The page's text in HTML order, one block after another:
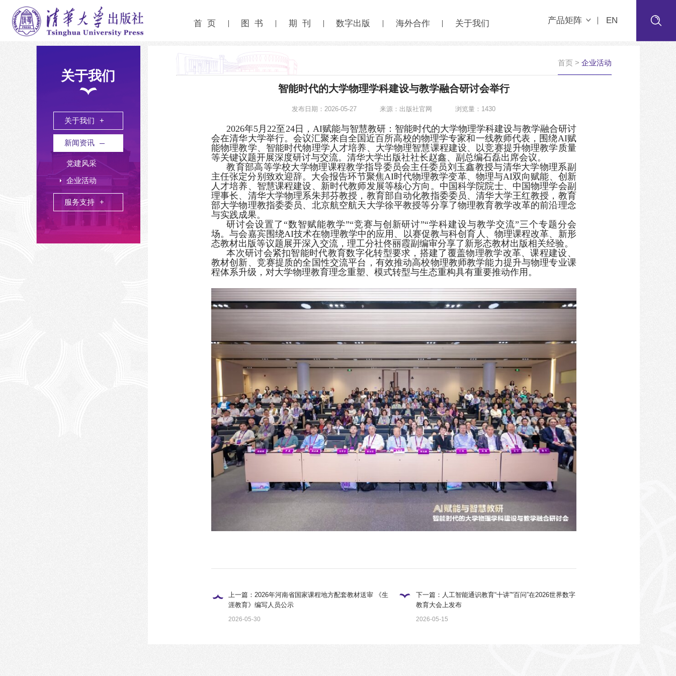
首 页 图 书 期 刊 数字出版 海外合作 关于我们 产品矩阵 EN
关于我们
关于我们
新闻资讯
党建风采
企业活动
服务支持
首页 > 企业活动
智能时代的大学物理学科建设与教学融合研讨会举行
发布日期：2026-05-27 来源：出版社官网 浏览量：1430
2026年5月22至24日，AI赋能与智慧教研：智能时代的大学物理学科建设与教学融合研讨
会在清华大学举行。会议汇聚来自全国近百所高校的物理学专家和一线教师代表，围绕AI赋
能物理教学、智能时代物理学人才培养、大学物理智慧课程建设、以竞赛提升物理教学质量
等关键议题开展深度研讨与交流。清华大学出版社社长赵鑫、副总编石磊出席会议。
教育部高等学校大学物理课程教学指导委员会主任委员刘玉鑫教授与清华大学物理系副
主任张定分别致欢迎辞。大会报告环节聚焦AI时代物理教学变革、物理与AI双向赋能、创新
人才培养、智慧课程建设、新时代教师发展等核心方向。中国科学院院士、中国物理学会副
理事长、清华大学物理系朱邦芬教授，教育部自动化教指委委员、清华大学王红教授，教育
部大学物理教指委委员、北京航空航天大学徐平教授等分享了物理教育教学改革的前沿理念
与实践成果。
研讨会设置了“数智赋能教学”“竞赛与创新研讨”“学科建设与教学交流”三个专题分会
场。与会嘉宾围绕AI技术在物理教学中的应用、以赛促教与科创育人、物理课程改革、新形
态教材出版等议题展开深入交流，理工分社佟丽霞副编审分享了新形态教材出版相关经验。
本次研讨会紧扣智能时代教育数字化转型要求，搭建了覆盖物理教学改革、课程建设、
教材创新、竞赛提质的全国性交流平台，有效推动高校物理教师教学能力提升与物理专业课
程体系升级，对大学物理教育理念重塑、模式转型与生态重构具有重要推动作用。
上一篇：2026年河南省国家课程地方配套教材送审 《生
涯教育》编写人员公示
2026-05-30
下一篇：人工智能通识教育“十讲”“百问”在2026世界数字
教育大会上发布
2026-05-15